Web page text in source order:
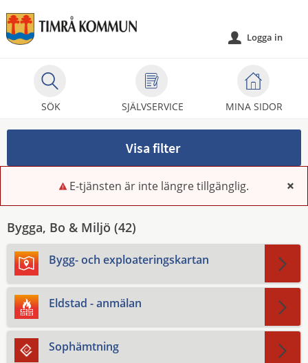
Välkommen
till
självservice
kommun
SÖK SJÄLVSERVICE MINA SIDOR
u Logga in
Visa filter
E-tjänsten är inte längre tillgänglig. x
Bygga, Bo & Miljö (42)
Bygg- och exploateringskartan
Eldstad - anmälan
Sophämtning